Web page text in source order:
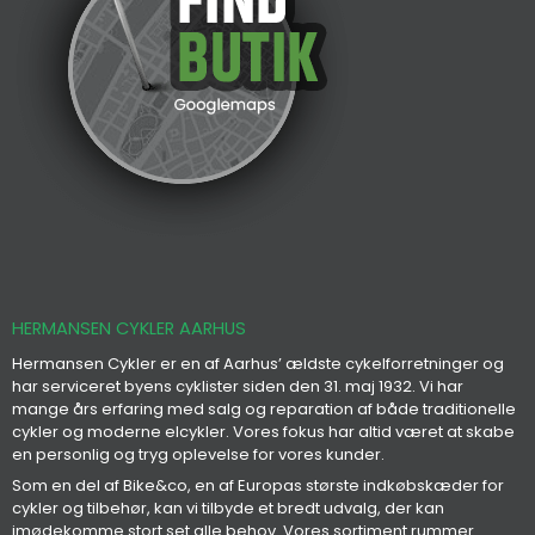
HERMANSEN CYKLER AARHUS
Hermansen Cykler er en af Aarhus’ ældste cykelforretninger og
har serviceret byens cyklister siden den 31. maj 1932. Vi har
mange års erfaring med salg og reparation af både traditionelle
cykler og moderne elcykler. Vores fokus har altid været at skabe
en personlig og tryg oplevelse for vores kunder.
Som en del af Bike&co, en af Europas største indkøbskæder for
cykler og tilbehør, kan vi tilbyde et bredt udvalg, der kan